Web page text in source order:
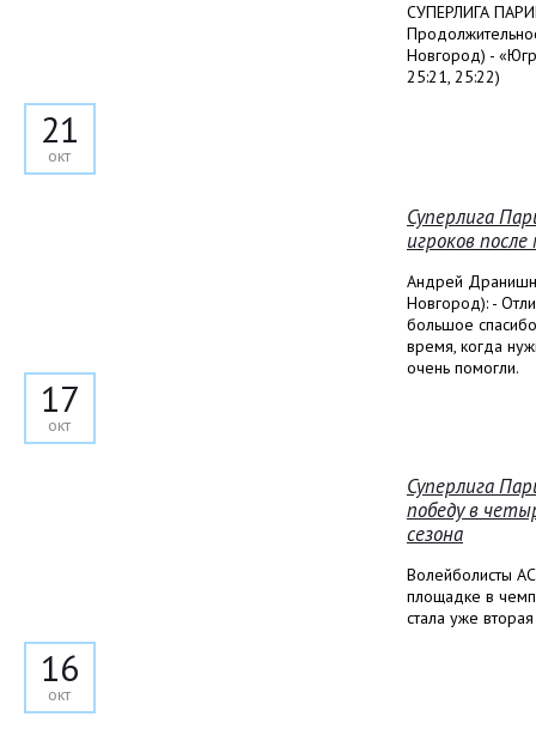
21
окт
СУПЕРЛИГА
Новгород) -
25:21, 25:22)
17
окт
Суперлига
игроков
Андрей
Новгород): -
большое
время, когда
очень помогли.
16
окт
Суперлига
победу в
сезона
Волейболисты
площадке в
стала уже